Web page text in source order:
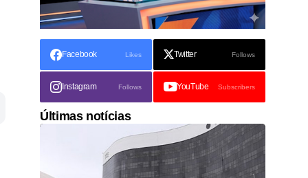
Facebook Likes Twitter Follows
Instagram Follows YouTube Subscribers
Últimas notícias